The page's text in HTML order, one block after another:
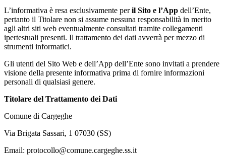
L’informativa è resa esclusivamente peril Sito e l’App dell’Ente,
pertanto il Titolare non si assume nessuna responsabilità in merito
agli altri siti web eventualmente consultati tramite collegamenti
ipertestuali presenti. Il trattamento dei dati avverrà per mezzo di
strumenti informatici.
Gli utenti del Sito Web e dell’App dell’Ente sono invitati a prendere
visione della presente informativa prima di fornire informazioni
personali di qualsiasi genere.
Titolare del Trattamento dei Dati
Comune di Cargeghe
Via Brigata Sassari, 1 07030 (SS)
Email: protocollo@comune.cargeghe.ss.it